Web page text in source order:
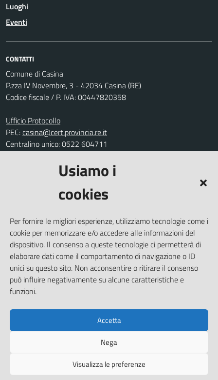
Usiamo i
cookies
Per fornire le migliori esperienze, utilizziamo tecnologie come i
cookie per memorizzare e/o accedere alle informazioni del
dispositivo. Il consenso a queste tecnologie ci permetterà di
elaborare dati come il comportamento di navigazione o ID
unici su questo sito. Non acconsentire o ritirare il consenso
può influire negativamente su alcune caratteristiche e
funzioni.
Accetta
Nega
Visualizza le preferenze
Luoghi
Eventi
CONTATTI
Comune di Casina
P.zza IV Novembre, 3 - 42034 Casina (RE)
Codice fiscale / P. IVA: 00447820358
Ufficio Protocollo
PEC:casina@cert.provincia.re.it
Centralino unico: 0522 604711
Segnalazione disservizio
Amministrazione trasparente
Informativa privacy
Note legali
Dichiarazione di accessibilità
Piano di miglioramento del sito
SEGUICI SU